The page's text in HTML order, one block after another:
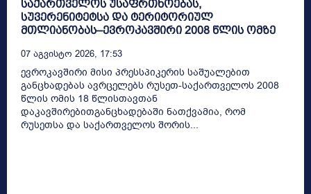
საქართველოს უსაფრთხოებას,
სუვერენიტეტსა და ტერიტორიულ
მთლიანობას–ევროკავშირი 2008 წლის ომზე
07 Აგვისტო 2026, 17:53
ევროკავშირი მისი პრესსპიკერის საშუალებით
განცხადებას ავრცელებს რუსეთ-საქართველოს 2008
წლის ომის 18 წლისთავთან
დაკავშირებითგანცხადებაში ნათქვამია, რომ
რუსეთსა და საქართველოს შორის...